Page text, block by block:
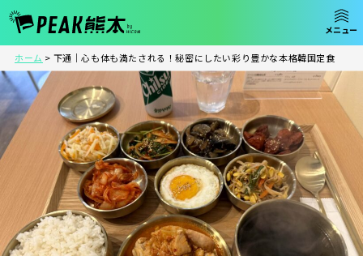
ホーム > 下通｜心も体も満たされる！秘密にしたい彩り豊かな本格韓国定食